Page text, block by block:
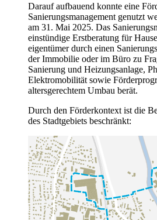
Darauf aufbauend konnte eine
Sanierungsmanagement genutzt
am 31. Mai 2025. Das
einstündige Erstberatung für
eigentümer durch einen
der Immobilie oder im Büro zu
Sanierung und Heizungsanlage,
Elektromobilität sowie
altersgerechtem Umbau berät.
Durch den Förderkontext ist die
des Stadtgebiets beschränkt: